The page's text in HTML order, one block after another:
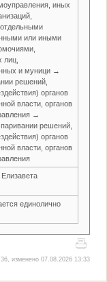
иных
или иными
лиц,
и муници →
решений,
органов
власти, органов
→
решений,
органов
власти, органов
единолично
изменено 07.08.2026 13:33